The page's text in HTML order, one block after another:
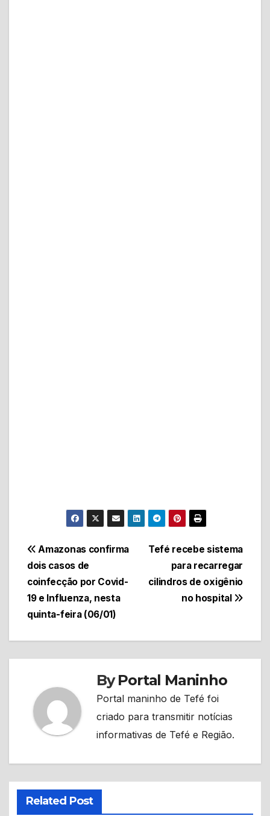
Navegação
de
Post
Tefé recebe sistema
para recarregar
cilindros de oxigênio
no hospital
Amazonas confirma
dois casos de
coinfecção por Covid-
19 e Influenza, nesta
quinta-feira (06/01)
ByPortal Maninho
Portal maninho de Tefé foi
criado para transmitir notícias
informativas de Tefé e Região.
Related Post